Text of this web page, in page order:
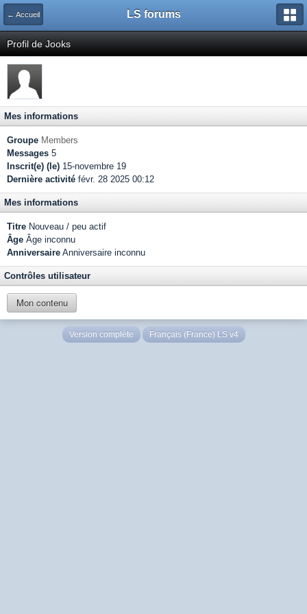
← Accueil LS forums
Profil de Jooks
Mes informations
Groupe Members
Messages 5
Inscrit(e) (le) 15-novembre 19
Dernière activité févr. 28 2025 00:12
Mes informations
Titre Nouveau / peu actif
Âge Âge inconnu
Anniversaire Anniversaire inconnu
Contrôles utilisateur
Mon contenu
Version complète Français (France) LS v4